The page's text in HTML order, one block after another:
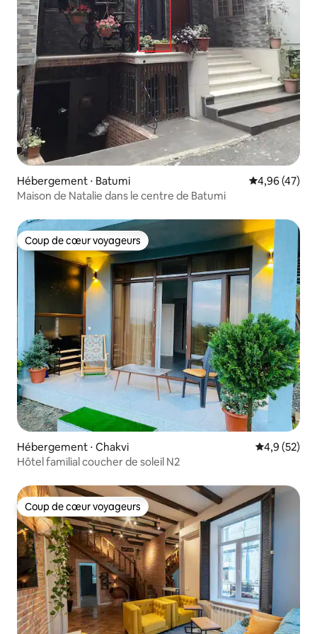
Hébergement ⋅ Batumi Évaluation
4,96 (47)
Maison de Natalie dans le centre de Batumi
Coup de cœur voyageurs
Coup de cœur voyageurs
Hébergement ⋅ Chakvi Évaluation
4,9 (52)
Hôtel familial coucher de soleil N2
Coup de cœur voyageurs
Coup de cœur voyageurs